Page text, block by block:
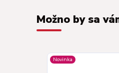
Možno by sa
Novinka